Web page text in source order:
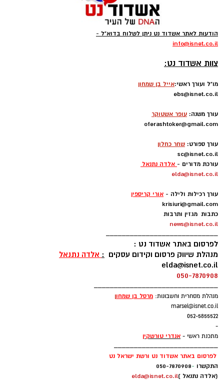
הודעות לאתר אשדוד נט ניתן לשלוח בדוא"ל -
info@isnet.co.il
צוות אשדוד נט:
מו"ל ועורך ראשי:אייל בן שמחון
ebs@isnet.co.il
עורך משנה: עופר אשטוקר
oferashtoker@gmail.com
עורך ספורט: שחר כחלון
sc@isnet.co.il
עורכת מדורים - אלדה נתנאל
elda@isnet.co.il
עורך רכילות ולילה - אורי קריספין
krisiuri@gmail.com
כתבות מגזין ותרבות
news@isnet.co.il
____________________________
לפרסום באתר אשדוד נט :
מנהלת שיווק פרסום וקידום עסקים : אלדה נתנאל
elda@isnet.co.il
050-7870908
_______________________________
מנהלת מסחרית וחשבונות: מרסל בן שמחון
marsel@isnet.co.il
052-5855522
-
מתכנת ראשי - אנדרי טורשקין
__________________________
לפרסום באתר אשדוד נט ורשת ישראל נט
התקשרו -
050-7870908
(אלדה נתנאל )elda@isnet.co.il